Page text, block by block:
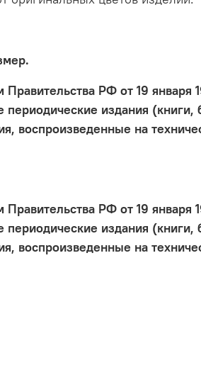
РФ от 19 января
издания
воспроизведенные на
РФ от 19 января
издания
воспроизведенные на